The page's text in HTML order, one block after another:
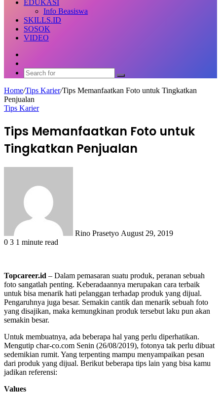
EDUKASI
Info Beasiswa
SKILLS.ID
SOSOK
VIDEO
skin
Search
for
Home/Tips Karier/Tips Memanfaatkan Foto untuk Tingkatkan
Penjualan
Tips Karier
Tips Memanfaatkan Foto untuk
Tingkatkan Penjualan
Rino Prasetyo August 29, 2019
0 3 1 minute read
Topcareer.id – Dalam pemasaran suatu produk, peranan sebuah
foto sangatlah penting. Keberadaannya merupakan cara terbaik
untuk bisa menarik hati pelanggan terhadap produk yang dijual.
Pengaruhnya juga besar. Semakin cantik dan menarik sebuah foto
yang disajikan, maka kemungkinan produk tersebut laku pun akan
semakin besar.
Untuk membuatnya, ada beberapa hal yang perlu diperhatikan.
Mengutip char-co.com Senin (26/08/2019), fotonya tak perlu dibuat
sedemikian rumit. Yang terpenting mampu menyampaikan pesan
dari produk yang dijual. Berikut beberapa tips lain yang bisa kamu
jadikan referensi:
Values